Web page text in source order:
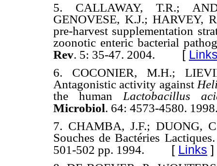
5. CALLAWAY, T.R.;
GENOVESE, K.J.; HARVEY,
pre-harvest supplementation
zoonotic enteric bacterial
Rev. 5: 35-47. 2004. [
6. COCONIER, M.H.;
Antagonistic activity against
the human Lactobacillus
Microbiol. 64: 4573-4580.
7. CHAMBA, J.F.; DUONG,
Souches de Bactéries
501-502 pp. 1994. [ Links ]